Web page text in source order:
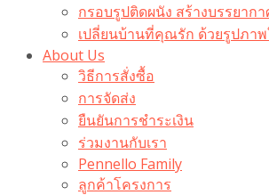
กรอบรูปติดผนัง สร้างบรรยาก
เปลี่ยนบ้านที่คุณรัก ด้วยรูปภา
About Us
วิธีการสั่งซื้อ
การจัดส่ง
ยืนยันการชำระเงิน
ร่วมงานกับเรา
Pennello Family
ลูกค้าโครงการ